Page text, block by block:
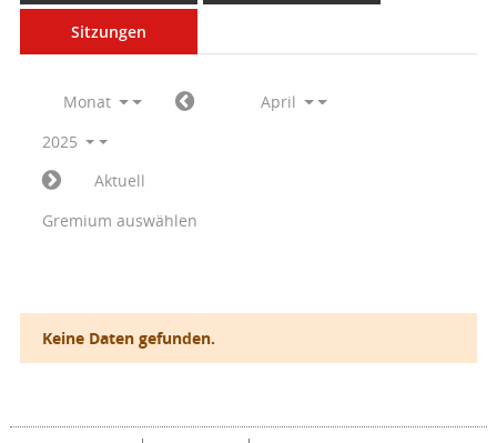
Sitzungen
Monat
April
2025
Aktuell
Gremium auswählen
Keine Daten gefunden.